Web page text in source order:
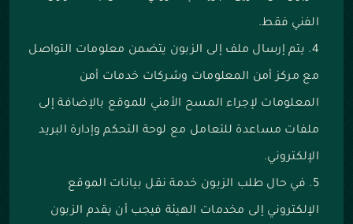
الفني فقط.
يتم إرسال ملف إلى الزبون يتضمن معلومات التواصل
مع مركز أمن المعلومات وشركات خدمات أمن
المعلومات لإجراء المسح الأمني للموقع بالإضافة إلى
ملفات مساعدة للتعامل مع لوحة التحكم وإدارة البريد
الإلكتروني.
في حال طلب الزبون خدمة نقل بيانات الموقع
الإلكتروني إلى مخدمات الهيئة فيجب أن يقدم الزبون